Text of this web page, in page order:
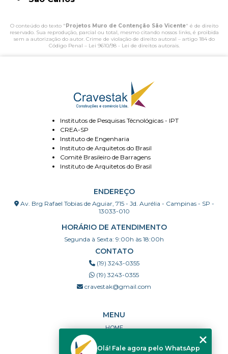
O conteúdo do texto " Projetos Muro de Contenção São Vicente" é de direito
reservado. Sua reprodução, parcial ou total, mesmo citando nossos links, é proibida
sem a autorização do autor. Crime de violação de direito autoral – artigo 184 do
Código Penal – Lei 9610/98 - Lei de direitos autorais.
Institutos de Pesquisas Técnológicas - IPT
CREA-SP
Instituto de Engenharia
Instituto de Arquitetos do Brasil
Comitê Brasileiro de Barragens
Instituto de Arquitetos do Brasil
ENDEREÇO
Av. Brg Rafael Tobias de Aguiar, 715 - Jd. Aurélia - Campinas - SP -
13033-010
HORÁRIO DE ATENDIMENTO
Segunda à Sexta: 9:00h às 18:00h
CONTATO
(19) 3243-0355
(19) 3243-0355
cravestak@gmail.com
MENU
HOME
PORTFÓLIO
Olá! Fale agora pelo WhatsApp